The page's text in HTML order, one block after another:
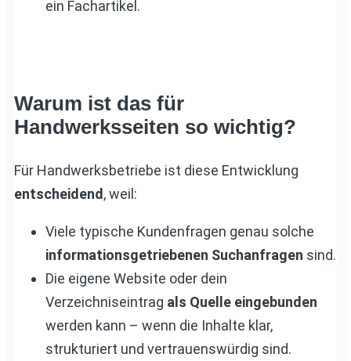
ein Fachartikel.
Warum ist das für
Handwerksseiten so wichtig?
Für Handwerksbetriebe ist diese Entwicklung
entscheidend, weil:
Viele typische Kundenfragen genau solche
informationsgetriebenen Suchanfragen sind.
Die eigene Website oder dein
Verzeichniseintrag als Quelle eingebunden
werden kann – wenn die Inhalte klar,
strukturiert und vertrauenswürdig sind.